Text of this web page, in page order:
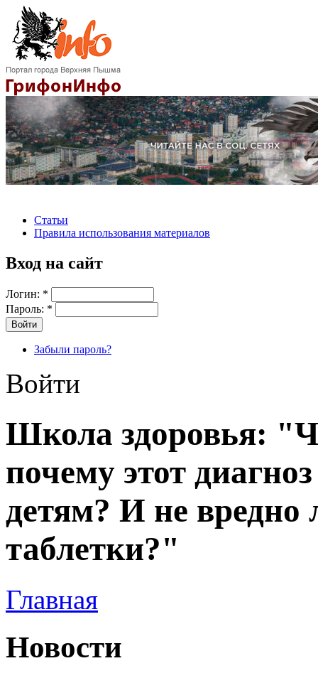
Статьи
Правила использования материалов
Вход на сайт
Логин: *
Пароль: *
Забыли пароль?
Войти
Школа здоровья:
почему этот
детям? И не
таблетки?"
Главная
Новости